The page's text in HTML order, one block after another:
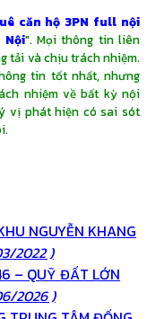
căn hộ 3PN full nội
Nội". Mọi thông tin liên
tải và chịu trách nhiệm.
tin tốt nhất, nhưng
nhiệm về bất kỳ nội
vị phát hiện có sai sót
NGUYỄN KHANG
2022 )
– QUỸ ĐẤT LỚN
2026 )